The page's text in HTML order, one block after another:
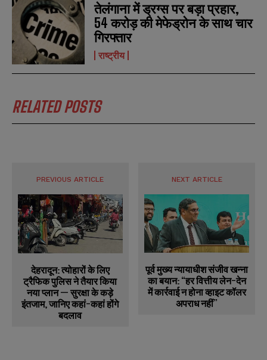
तेलंगाना में ड्रग्स पर बड़ा प्रहार,
54 करोड़ की मेफेड्रोन के साथ चार
गिरफ्तार
राष्ट्रीय
RELATED POSTS
PREVIOUS ARTICLE
देहरादून: त्योहारों के लिए
ट्रैफिक पुलिस ने तैयार किया
नया प्लान — सुरक्षा के कड़े
इंतजाम, जानिए कहां-कहां होंगे
बदलाव
NEXT ARTICLE
पूर्व मुख्य न्यायाधीश संजीव खन्ना
का बयान: “हर वित्तीय लेन-देन
में कार्रवाई न होना व्हाइट कॉलर
अपराध नहीं”